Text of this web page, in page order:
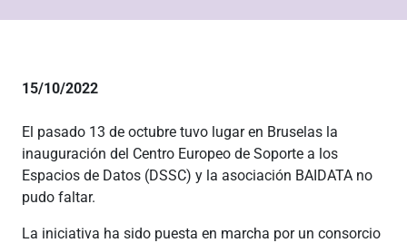
15/10/2022
El pasado 13 de octubre tuvo lugar en Bruselas la
inauguración del Centro Europeo de Soporte a los
Espacios de Datos (DSSC) y la asociación BAIDATA no
pudo faltar.
La iniciativa ha sido puesta en marcha por un consorcio